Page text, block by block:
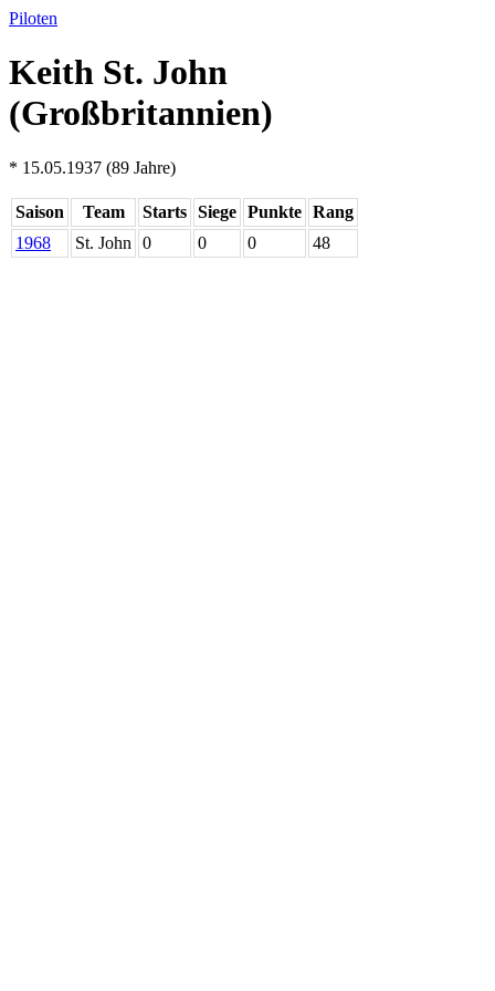
Piloten
Keith St. John
(Großbritannien)
* 15.05.1937 (89 Jahre)
Saison Team Starts Siege Punkte Rang
1968
St. John 0 0 0 48